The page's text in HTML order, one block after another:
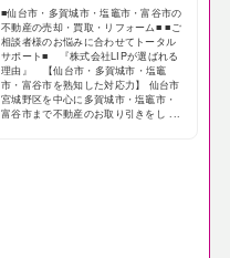
■仙台市・多賀城市・塩竈市・富谷市の
不動産の売却・買取・リフォーム■ ■ご
相談者様のお悩みに合わせてトータル
サポート■ 『株式会社LIPが選ばれる
理由』 【仙台市・多賀城市・塩竈
市・富谷市を熟知した対応力】 仙台市
宮城野区を中心に多賀城市・塩竈市・
富谷市まで不動産のお取り引きをし ...